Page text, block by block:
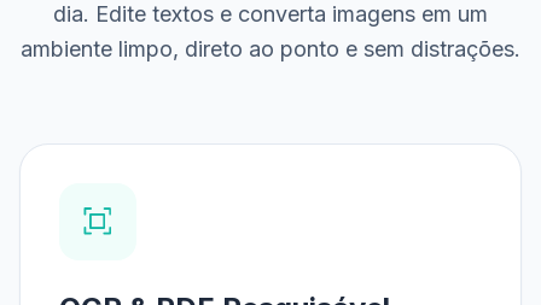
dia. Edite textos e converta imagens em um
ambiente limpo, direto ao ponto e sem distrações.